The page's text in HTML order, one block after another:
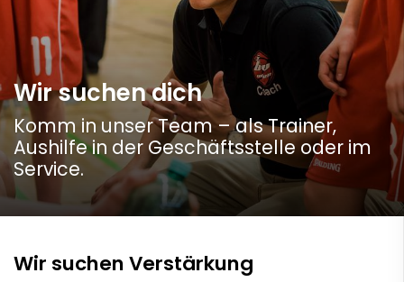
Wir suchen dich
Komm in unser Team – als Trainer,
Aushilfe in der Geschäftsstelle oder im
Service.
Wir suchen Verstärkung